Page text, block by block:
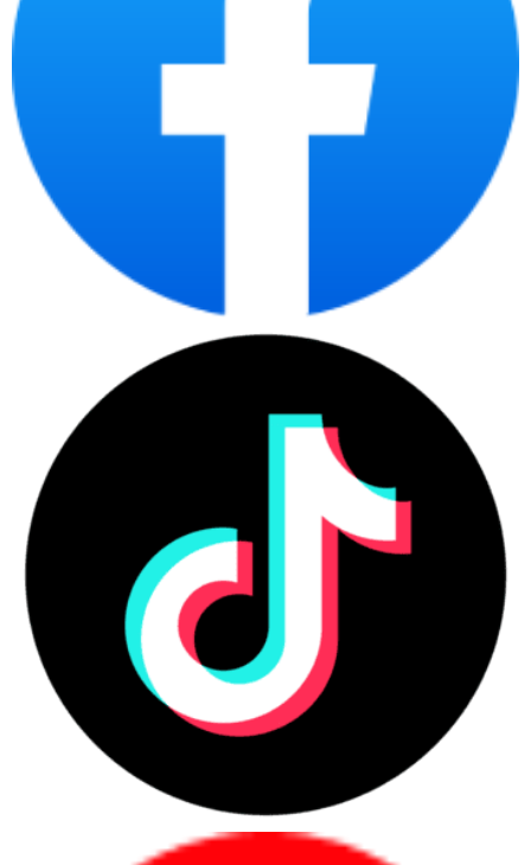
chuyên sâu phù hợp hơn khi cần chuẩn hóa thiết bị
hợp với ai?
Laptop chính hãng phù hợp với người dùng cần
thiết bị có nguồn gốc rõ ràng, cấu hình phù hợp,
bảo hành minh bạch và tư vấn theo nhu cầu thật.
Đây là nhóm sản phẩm phục vụ cá nhân, sinh viên,
văn phòng, quản lý, kỹ thuật và doanh nghiệp mua
số lượng lớn.
Những nhóm người dùng nên ưu
tiên laptop chính hãng
Người mua nên ưu tiên laptop chính hãng khi cần
sự ổn định, chứng từ rõ và bảo hành minh bạch
trong quá trình sử dụng.
Danh sách nhóm khách hàng phù hợp
Người dùng cá nhân cần học tập, làm
việc, họp online hoặc làm việc từ xa.
Nhân sự văn phòng cần máy ổn định
cho email, bảng tính, trình chiếu và phần
mềm nội bộ.
Quản lý, lãnh đạo cần máy mỏng nhẹ,